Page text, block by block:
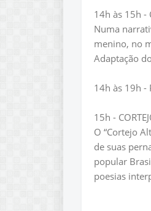
14h às 15h -
Numa
menino, no
Adaptação
14h às 19h -
15h -
O “Cortejo
de suas
popular
poesias